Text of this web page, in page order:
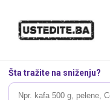
Šta tražite na sniženju?